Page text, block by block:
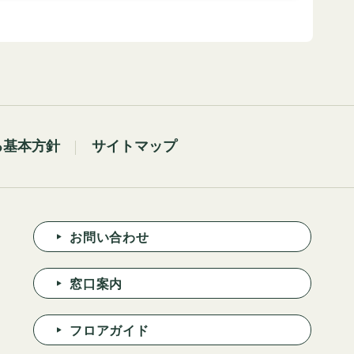
本方針 サイトマップ
お問い合わせ
窓口案内
フロアガイド